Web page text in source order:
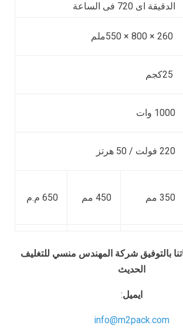
الدقيقة اى 720 فى الساعة
1000 وات
220 فولت / 50 هرتز
350 مم 450 مم 650 م.م
بالتوفيق شركة المهندس منسي للتغليف
الحديث
ايميل:
info@m2pack.com